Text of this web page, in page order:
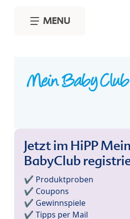
MENU
Jetzt im HiPP Mein
BabyClub
✔️ Produktproben
✔️ Coupons
✔️ Gewinnspiele
✔️ Tipps per Mail